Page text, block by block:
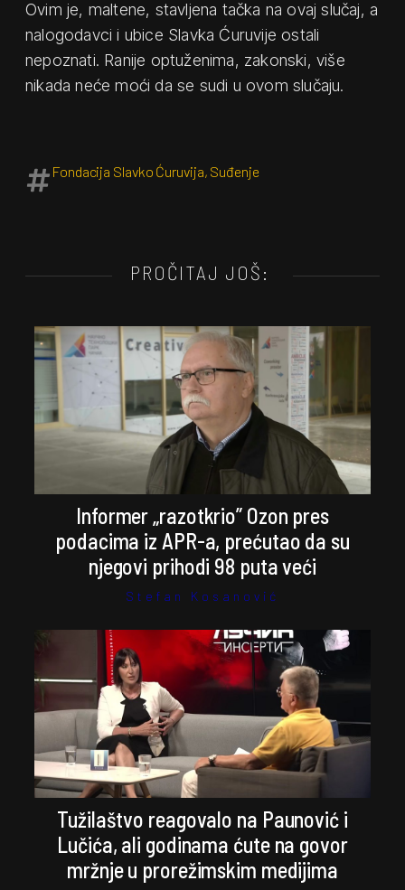
Ovim je, maltene, stavljena tačka na ovaj slučaj, a
nalogodavci i ubice Slavka Ćuruvije ostali
nepoznati. Ranije optuženima, zakonski, više
nikada neće moći da se sudi u ovom slučaju.
Fondacija Slavko Ćuruvija, Suđenje
PROČITAJ JOŠ:
Informer „razotkrio” Ozon pres
podacima iz APR-a, prećutao da su
njegovi prihodi 98 puta veći
Stefan Kosanović
Tužilaštvo reagovalo na Paunović i
Lučića, ali godinama ćute na govor
mržnje u prorežimskim medijima